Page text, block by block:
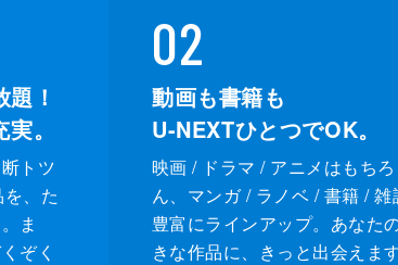
！
。
トツ
、た
ま
ぞく
02
動画も書籍も
U-NEXTひとつでOK。
映画 / ドラマ / アニメはもちろ
ん、マンガ / ラノベ / 書籍 / 雑
豊富にラインアップ。あなた
きな作品に、きっと出会えます